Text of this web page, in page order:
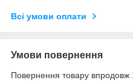
Всі умови оплати
Умови повернення
Повернення товару впродовж